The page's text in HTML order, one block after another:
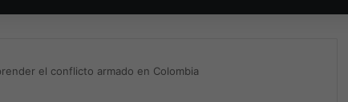
el conflicto armado en Colombia